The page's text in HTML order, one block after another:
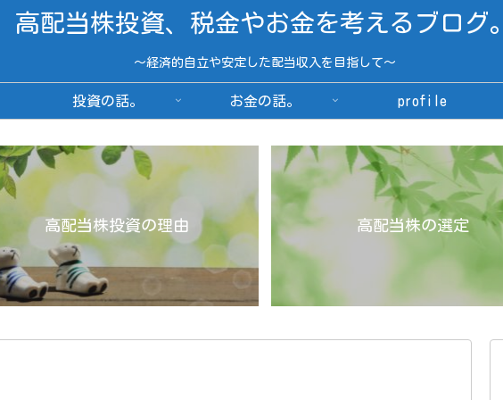
高配当株投資、税金やお金を考えるブログ。
～経済的自立や安定した配当収入を目指して～
投資の話。 お金の話。 profile
高配当株投資の理由 高配当株の選定